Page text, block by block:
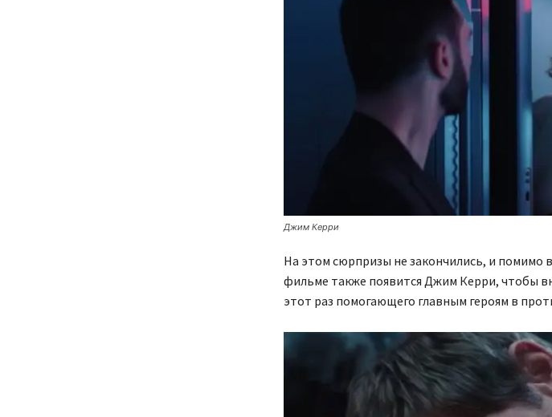
Джим Керри
На этом сюрпризы не закончились, и помимо
фильме также появится Джим Керри, чтобы
этот раз помогающего главным героям в